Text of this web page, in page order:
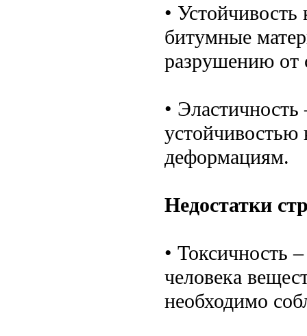
•
битумные
разрушению от
•
устойчивостью
деформациям.
Недостатки
• Токсичность
человека
необходимо